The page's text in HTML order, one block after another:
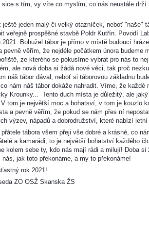
s tím, vy víte co myslím, co nás neustále
ještě jeden malý či velký otazníček, neboť "naše"
veřejně prospěšné stavbě Poldr Kutřín. Povodí
2021. Bohužel tábor je přímo v místě budoucí
pevně věřím, že nejdéle počátkem února
ze kterého se pokusíme vybrat pro nás to
ale nová doba si žádá nové věci, tak proč
náš tábor dával, neboť si táborovou základnu
nám náš tábor dokáže nahradit. Víme, že
Krounky... Tento duch místa je důležitý, ale
tom je největší moc a bohatsví, v tom je kouzlo
a pevně věřím, že pokud se nám přes ní
výzev, nápadů a dobrodružství, které nabízí letní
tábora všem přeji vše dobré a krásné, co
a kamarádi, to je největší bohatství každého
kolem sebe ty, kdo nás mají rádi a milují! Doba
jak toto překonáme, a my to překonáme!
rok 2021!
ZO OSŽ Skanska ŽS